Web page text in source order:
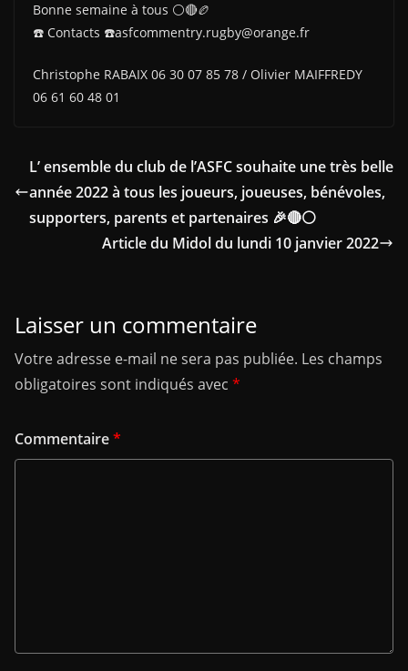
Bonne semaine à tous ⚪🔴🏉
☎️ Contacts ☎️asfcommentry.rugby@orange.fr
Christophe RABAIX 06 30 07 85 78 / Olivier MAIFFREDY
06 61 60 48 01
L’ ensemble du club de l’ASFC souhaite une très belle
année 2022 à tous les joueurs, joueuses, bénévoles,
supporters, parents et partenaires 🎉🔴⚪
Article du Midol du lundi 10 janvier 2022
Laisser un commentaire
Votre adresse e-mail ne sera pas publiée. Les champs
obligatoires sont indiqués avec *
Commentaire*